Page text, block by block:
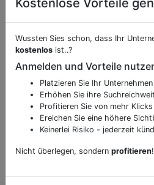
Beschreibung & Services
Sie möchten eine
oder andere relevante
Klicken Sie bittehierum uns
Gerne erweitern wir Ihren
Sonderangebote odere
Ihren Wettbewerbern
Kostenlose Vorteile
Wussten Sies schon, dass Ihr
kostenlos ist..?
Anmelden und Vorteile
Platzieren Sie Ihr
Erhöhen Sie ihre
Profitieren Sie von mehr Klicks
Ereichen Sie eine höhere
Keinerlei Risiko - jederzeit
Nicht überlegen, sondern profitieren!